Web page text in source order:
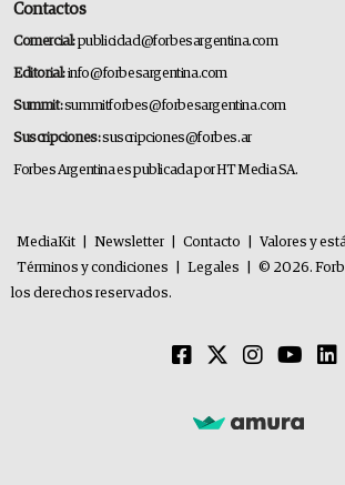
Contactos
Comercial:publicidad@forbesargentina.com
Editorial:info@forbesargentina.com
Summit:summitforbes@forbesargentina.com
Suscripciones:suscripciones@forbes.ar
Forbes Argentina es publicada por HT Media SA.
MediaKit Newsletter Contacto Valores y
Términos y condiciones
Legales
© 2026.
los derechos reservados.